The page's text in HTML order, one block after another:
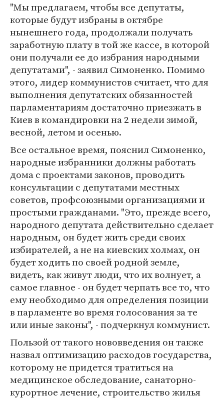
"Мы предлагаем, чтобы все депутаты,
которые будут избраны в октябре
нынешнего года, продолжали получать
заработную плату в той же кассе, в которой
они получали ее до избрания народными
депутатами", - заявил Симоненко. Помимо
этого, лидер коммунистов считает, что для
выполнения депутатских обязанностей
парламентариям достаточно приезжать в
Киев в командировки на 2 недели зимой,
весной, летом и осенью.
Все остальное время, пояснил Симоненко,
народные избранники должны работать
дома с проектами законов, проводить
консультации с депутатами местных
советов, профсоюзными организациями и
простыми гражданами. "Это, прежде всего,
народного депутата действительно сделает
народным, он будет жить среди своих
избирателей, а не на киевских холмах, он
будет ходить по своей родной земле,
видеть, как живут люди, что их волнует, а
самое главное - он будет черпать все то, что
ему необходимо для определения позиции
в парламенте во время голосования за те
или иные законы", - подчеркнул коммунист.
Пользой от такого нововведения он также
назвал оптимизацию расходов государства,
которому не придется тратиться на
медицинское обследование, санаторно-
курортное лечение, строительство жилья